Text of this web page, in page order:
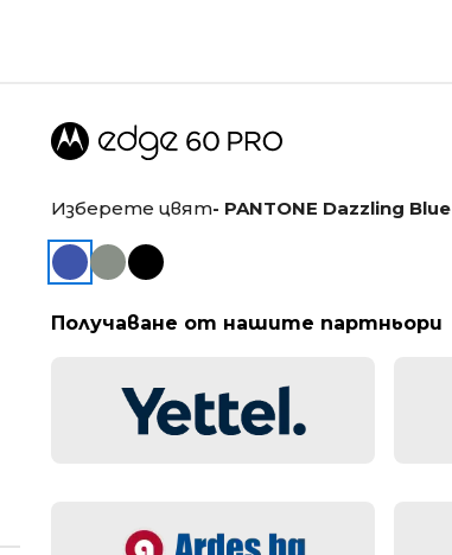
Изберете цвят- PANTONE Dazzling Blue
Получаване от нашите партньори